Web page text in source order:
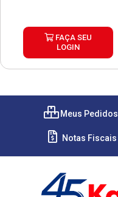
FAÇA SEU
LOGIN
Meus Pedidos
Notas Fiscais